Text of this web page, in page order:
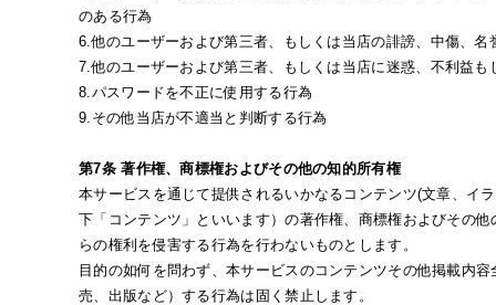
のある行為
6.他のユーザーおよび第三者、もしくは当店の誹謗、中傷、
7.他のユーザーおよび第三者、もしくは当店に迷惑、不利益
8.パスワードを不正に使用する行為
9.その他当店が不適当と判断する行為
第7条 著作権、商標権およびその他の知的所有権
本サービスを通じて提供されるいかなるコンテンツ(文章、イ
下「コンテンツ」といいます）の著作権、商標権およびその
らの権利を侵害する行為を行わないものとします。
目的の如何を問わず、本サービスのコンテンツその他掲載内
売、出版など）する行為は固く禁止します。